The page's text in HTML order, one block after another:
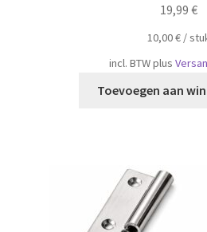
19,99 €
10,00€/
incl. BTWplus
Toevoegen aan